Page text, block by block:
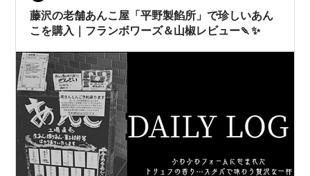
藤沢の老舗あんこ屋「平野製餡所」で珍しいあん
こを購入｜フランボワーズ＆山椒レビュー🍡✨